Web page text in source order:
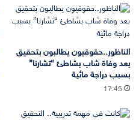
الناظور..حقوقيون يطالبون بتحقيق
بعد وفاة شاب بشاطئ “تشارنا”
بسبب دراجة مائية
17:45